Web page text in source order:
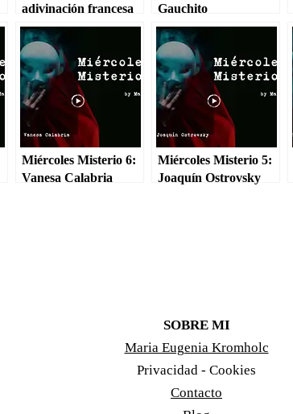
adivinación francesa
Gauchito
Miércoles Misterio 6:
Vanesa Calabria
Miércoles Misterio 5:
Joaquín Ostrovsky
SOBRE MI
Maria Eugenia Kromholc
Privacidad - Cookies
Contacto